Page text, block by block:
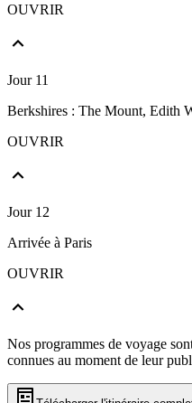
OUVRIR
Jour 11
Berkshires : The Mount, Edith
OUVRIR
Jour 12
Arrivée à Paris
OUVRIR
Nos programmes de voyage
connues au moment de leur